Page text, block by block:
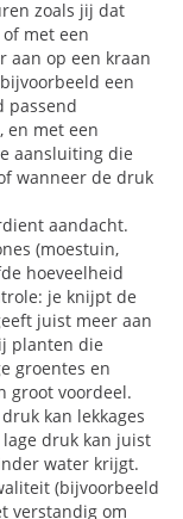
zoals jij dat
met een
aan op een kraan
een
passend
en met een
aansluiting die
wanneer de druk
aandacht.
(moestuin,
hoeveelheid
je knijpt de
juist meer aan
planten die
groentes en
groot voordeel.
kan lekkages
druk kan juist
water krijgt.
(bijvoorbeeld
verstandig om